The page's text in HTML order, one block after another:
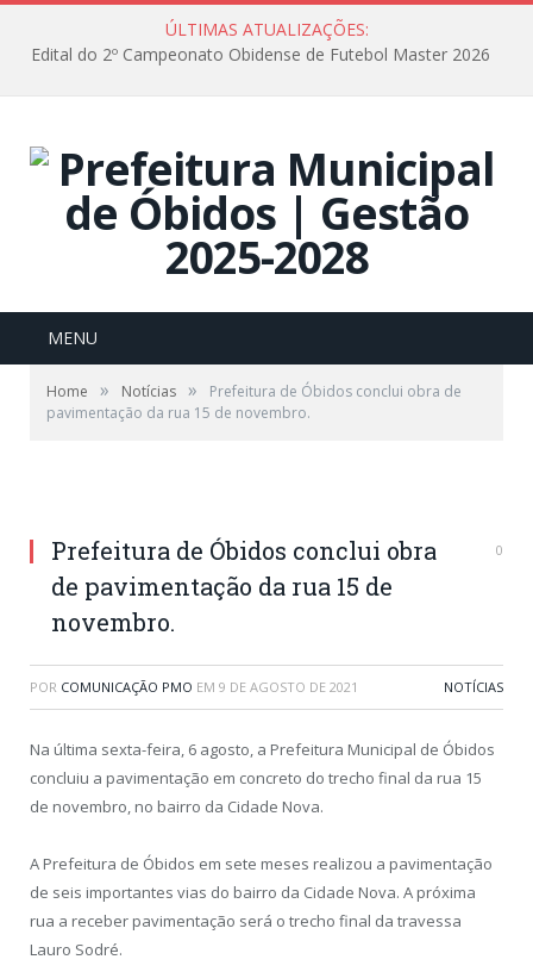
ÚLTIMAS ATUALIZAÇÕES:
Edital do 2º Campeonato Obidense de Futebol Master 2026
MENU
Home » Notícias »
Prefeitura de Óbidos conclui obra de
pavimentação da rua 15 de novembro.
Prefeitura de Óbidos conclui obra
de pavimentação da rua 15 de
novembro.
0
POR COMUNICAÇÃO PMO EM 9 DE AGOSTO DE 2021 NOTÍCIAS
Na última sexta-feira, 6 agosto, a Prefeitura Municipal de Óbidos
concluiu a pavimentação em concreto do trecho final da rua 15
de novembro, no bairro da Cidade Nova.
A Prefeitura de Óbidos em sete meses realizou a pavimentação
de seis importantes vias do bairro da Cidade Nova. A próxima
rua a receber pavimentação será o trecho final da travessa
Lauro Sodré.